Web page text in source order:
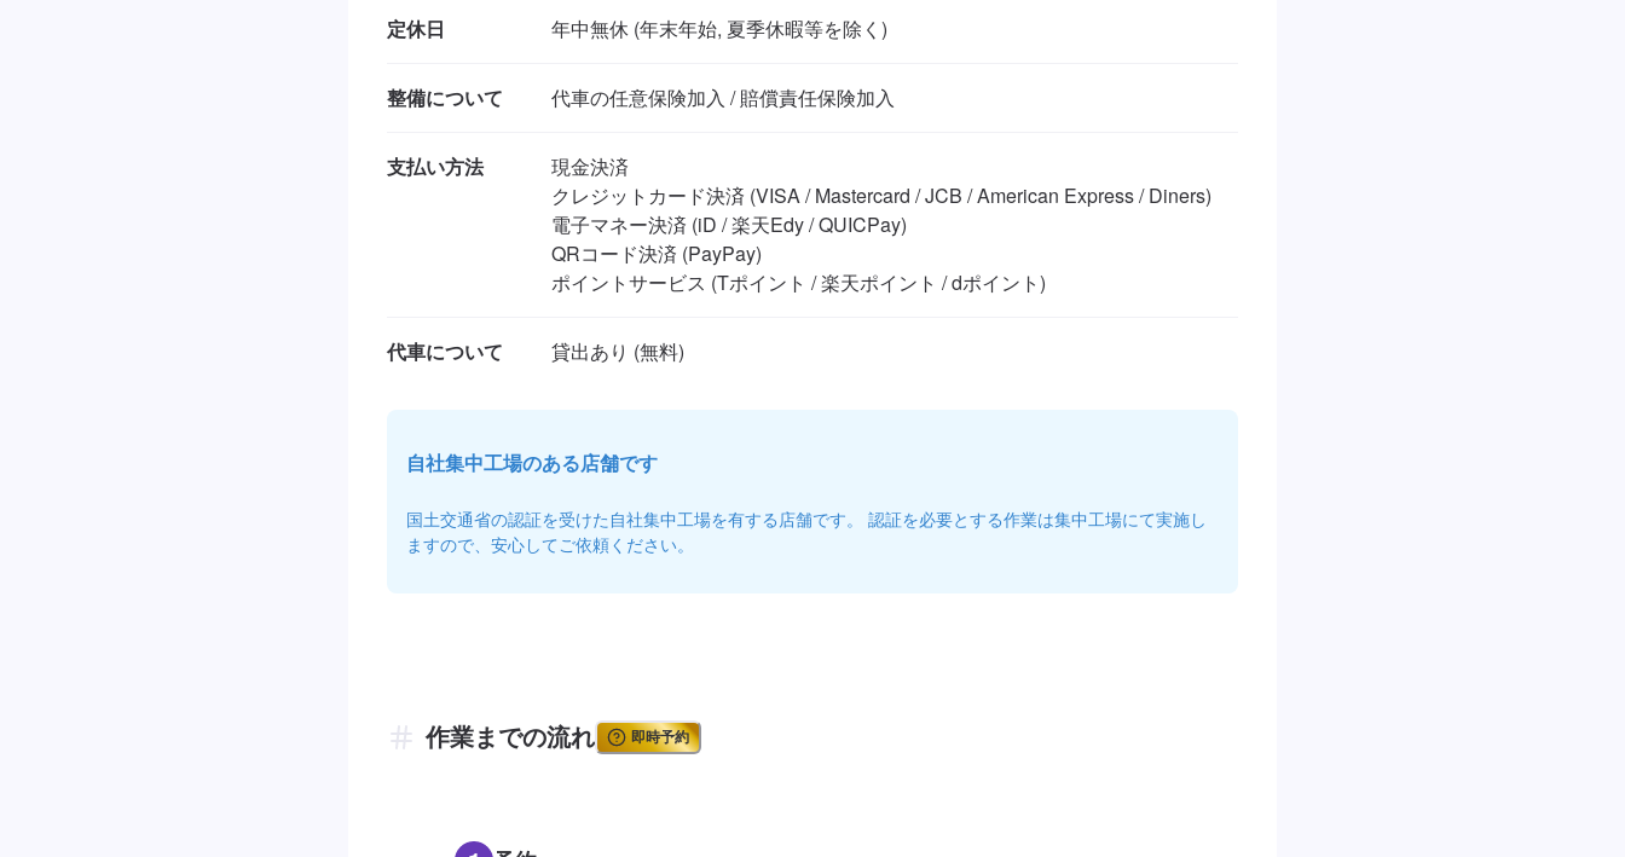
定休日 年中無休 (年末年始, 夏季休暇等を除く)
整備について 代車の任意保険加入 / 賠償責任保険加入
支払い方法
現金決済
クレジットカード決済 (VISA / Mastercard / JCB / American Express / Diners)
電子マネー決済 (iD / 楽天Edy / QUICPay)
QRコード決済 (PayPay)
ポイントサービス (Tポイント / 楽天ポイント / dポイント)
代車について
自社集中工場のある店舗です
国土交通省の認証を受けた自社集中工場を有する店舗です。 認証を必要とする作業は集中工場にて実施し
ますので、安心してご依頼ください。
作業までの流れ 即時予約